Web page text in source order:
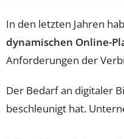
In den letzten Jahren
dynamischen Online-
Anforderungen der
Der Bedarf an digitaler
beschleunigt hat.